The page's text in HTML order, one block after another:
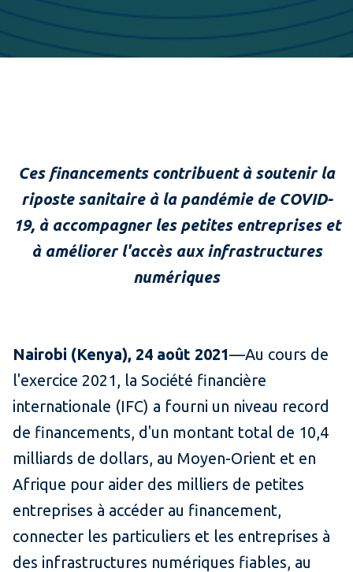
Ces financements contribuent à soutenir la
riposte sanitaire à la pandémie de COVID-
19, à accompagner les petites entreprises et
à améliorer l'accès aux infrastructures
numériques
Nairobi (Kenya), 24 août 2021—Au cours de
l'exercice 2021, la Société financière
internationale (IFC) a fourni un niveau record
de financements, d'un montant total de 10,4
milliards de dollars, au Moyen-Orient et en
Afrique pour aider des milliers de petites
entreprises à accéder au financement,
connecter les particuliers et les entreprises à
des infrastructures numériques fiables, au